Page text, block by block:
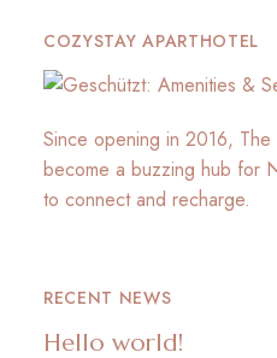
COZYSTAY APARTHOTEL
Since opening in 2016,
become a buzzing hub for
to connect and recharge.
RECENT NEWS
Hello world!